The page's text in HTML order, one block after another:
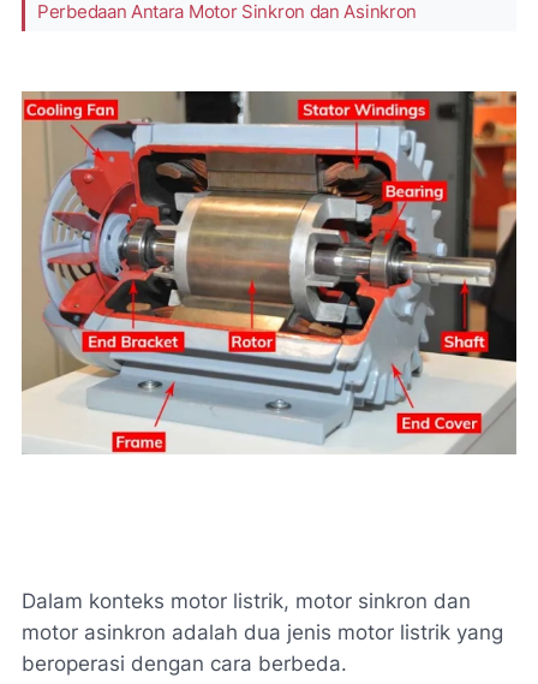
Perbedaan Antara Motor Sinkron dan Asinkron
Dalam konteks motor listrik, motor sinkron dan
motor asinkron adalah dua jenis motor listrik yang
beroperasi dengan cara berbeda.